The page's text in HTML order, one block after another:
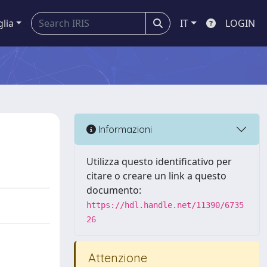
IT LOGIN
Informazioni
Utilizza questo identificativo per
citare o creare un link a questo
documento:
https://hdl.handle.net/11390/6735
26
Attenzione